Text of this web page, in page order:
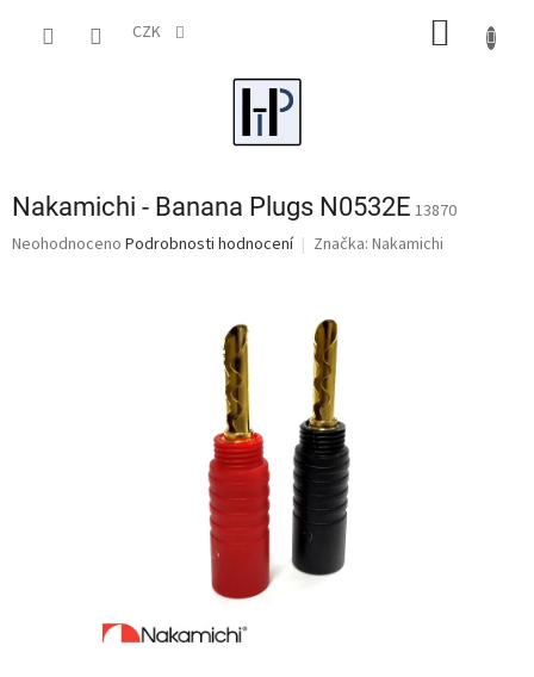
CZK
Nakamichi - Banana Plugs N0532E 13870
Průměrné
Neohodnoceno Podrobnosti hodnocení Značka: Nakamichi